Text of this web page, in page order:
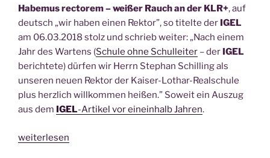
Habe­mus rec­torem – wei­ßer Rauch an der KLR+, auf
deutsch „wir haben einen Rek­tor”, so titel­te der IGEL
am 06.03.2018 stolz und schrieb wei­ter: „Nach einem
Jahr des War­tens (Schu­le ohne Schul­lei­ter – der IGEL
berich­te­te) dür­fen wir Herrn Ste­phan Schil­ling als
unse­ren neu­en Rek­tor der Kai­ser-Lothar-Real­schu­le
plus herz­lich will­kom­men hei­ßen.” Soweit ein Aus­zug
aus dem IGEL-Arti­kel vor ein­ein­halb Jah­ren.
„Habe­
weiterlesen